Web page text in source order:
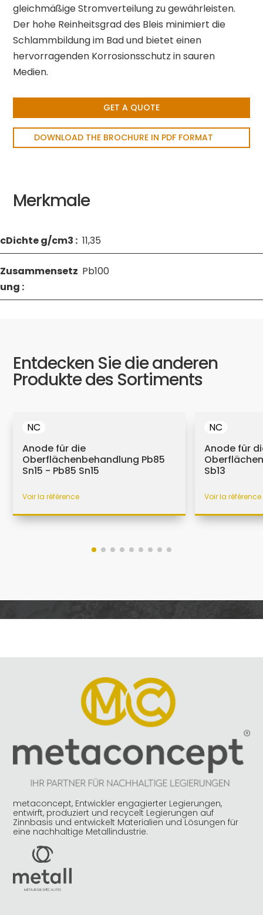
gleichmäßige Stromverteilung zu gewährleisten.
Der hohe Reinheitsgrad des Bleis minimiert die
Schlammbildung im Bad und bietet einen
hervorragenden Korrosionsschutz in sauren
Medien.
GET A QUOTE
DOWNLOAD THE BROCHURE IN PDF FORMAT
Merkmale
cDichte g/cm3 : 11,35
Zusammensetz
ung :
Pb100
Entdecken Sie die anderen
Produkte des Sortiments
NC
Anode für die
Oberflächenbehandlung Pb85
Sn15 - Pb85 Sn15
Voir la référence
NC
Anode für
Sb13
Voir la référence
metaconcept, Entwickler engagierter Legierungen,
entwirft, produziert und recycelt Legierungen auf
Zinnbasis und entwickelt Materialien und Lösungen für
eine nachhaltige Metallindustrie.